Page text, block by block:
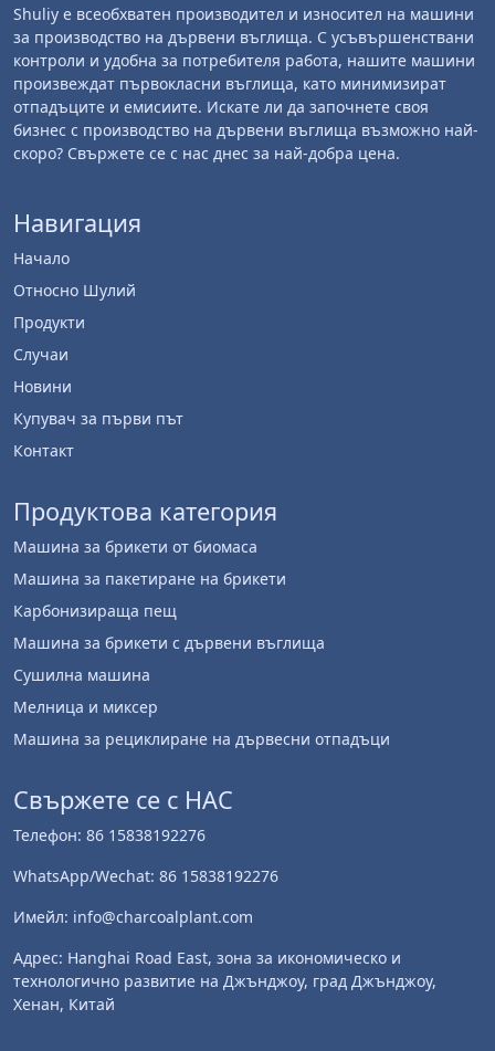
Shuliy е всеобхватен производител и износител на машини
за производство на дървени въглища. С усъвършенствани
контроли и удобна за потребителя работа, нашите машини
произвеждат първокласни въглища, като минимизират
отпадъците и емисиите. Искате ли да започнете своя
бизнес с производство на дървени въглища възможно най-
скоро? Свържете се с нас днес за най-добра цена.
Навигация
Начало
Относно Шулий
Продукти
Случаи
Новини
Купувач за първи път
Контакт
Продуктова категория
Машина за брикети от биомаса
Машина за пакетиране на брикети
Карбонизираща пещ
Машина за брикети с дървени въглища
Сушилна машина
Мелница и миксер
Машина за рециклиране на дървесни отпадъци
Свържете се с НАС
Телефон: 86 15838192276
WhatsApp/Wechat: 86 15838192276
Имейл: info@charcoalplant.com
Адрес: Hanghai Road East, зона за икономическо и
технологично развитие на Джънджоу, град Джънджоу,
Хенан, Китай